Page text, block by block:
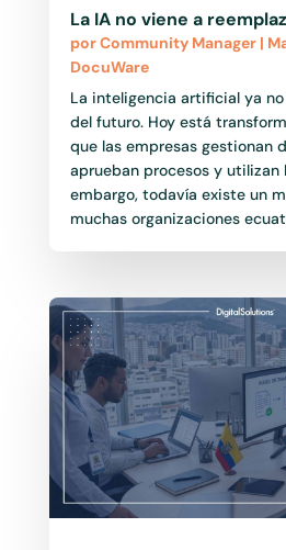
La IA no viene a
porCommunity Manager|
DocuWare
La inteligencia artificial ya
del futuro. Hoy está
que las empresas gestionan
aprueban procesos y utilizan
embargo, todavía existe un
muchas organizaciones